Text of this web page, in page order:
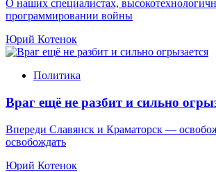
О наших специалистах,
программировании войны
Юрий Котенок
Политика
Враг ещё не разбит и сильно
Впереди Славянск и Краматорск —
освобождать
Юрий Котенок